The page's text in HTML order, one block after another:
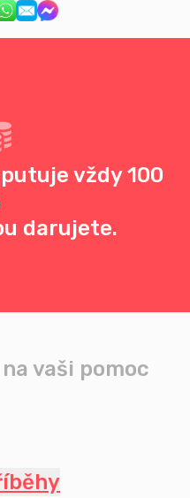
vždy 100
darujete.
vaši pomoc